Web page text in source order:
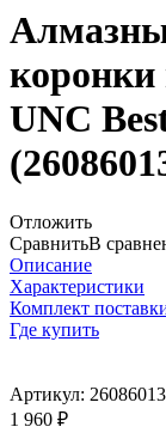
коронки
UNC
Отложить
СравнитьВ
Описание
Характеристики
Комплект
Где купить
Артикул:
1 960 ₽